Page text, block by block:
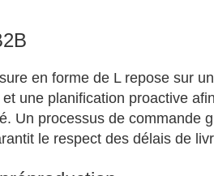
en forme de L repose sur
une planification proactive
Un processus de commande
le respect des délais de